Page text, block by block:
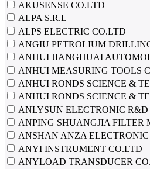
AKUSENSE CO.LTD
ALPA S.R.L
ALPS ELECTRIC CO.LTD
ANGIU PETROLIUM
ANHUI JIANGHUAI
ANHUI MEASURING TOOLS
ANHUI RONDS SCIENCE &
ANHUI RONDS SCIENCE &
ANLYSUN ELECTRONIC R&D
ANPING SHUANGJIA FILTER
ANSHAN ANZA ELECTRONIC
ANYI INSTRUMENT CO.LTD
ANYLOAD TRANSDUCER